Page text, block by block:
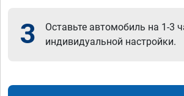
3
Оставьте автомобиль на 1-3
индивидуальной настройки.